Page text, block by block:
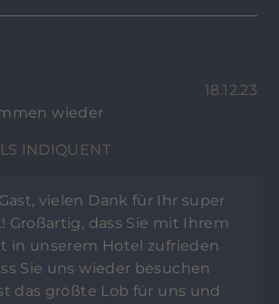
18.12.23
wieder
INDIQUENT
vielen Dank für Ihr super
Großartig, dass Sie mit Ihrem
in unserem Hotel zufrieden
Sie uns wieder besuchen
das größte Lob für uns und